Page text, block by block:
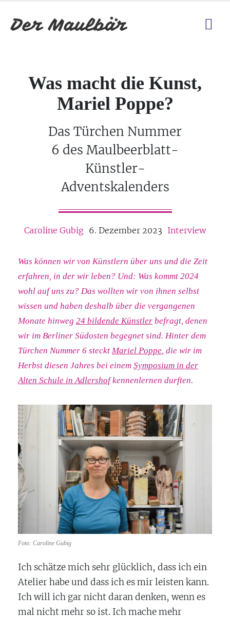
Was macht die Kunst,
Mariel Poppe?
Das Türchen Nummer
6 des Maulbeerblatt-
Künstler-
Adventskalenders
Caroline Gubig 6. Dezember 2023 Interview
Was können wir von Künstlern über uns und die Zeit
erfahren, in der wir leben? Und: Was kommt 2024
wohl auf uns zu? Das wollten wir von ihnen selbst
wissen und haben deshalb über die vergangenen
Monate hinweg 24 bildende Künstler befragt, denen
wir im Berliner Südosten begegnet sind. Hinter dem
Türchen Nummer 6 steckt Mariel Poppe, die wir im
Herbst diesen Jahres bei einem Symposium in der
Alten Schule in Adlershofkennenlernen durften.
Foto: Caroline Gubig
Ich schätze mich sehr glücklich, dass ich ein
Atelier habe und dass ich es mir leisten kann.
Ich will ich gar nicht daran denken, wenn es
mal nicht mehr so ist. Ich mache mehr